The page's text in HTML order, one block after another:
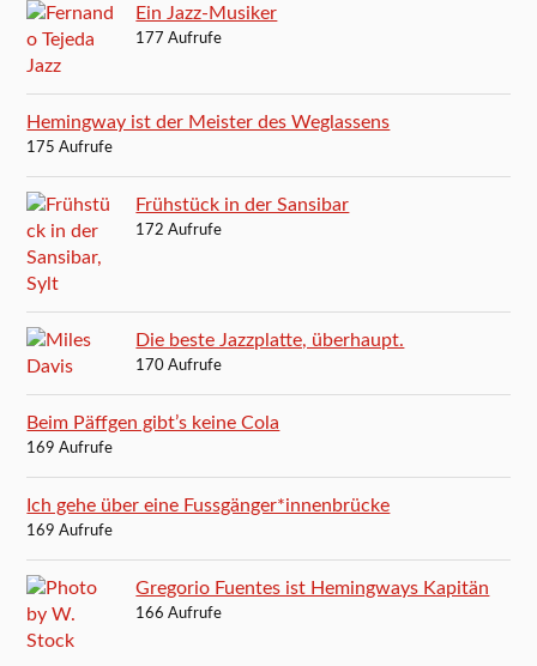
Ein Jazz-Musiker
177 Aufrufe
Hemingway ist der Meister des Weglassens
175 Aufrufe
Frühstück in der Sansibar
172 Aufrufe
Die beste Jazzplatte, überhaupt.
170 Aufrufe
Beim Päffgen gibt’s keine Cola
169 Aufrufe
Ich gehe über eine Fussgänger*innenbrücke
169 Aufrufe
Gregorio Fuentes ist Hemingways Kapitän
166 Aufrufe